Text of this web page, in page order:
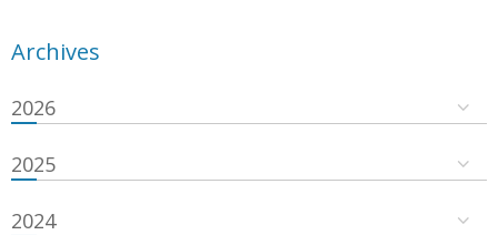
Archives
2026
2025
2024